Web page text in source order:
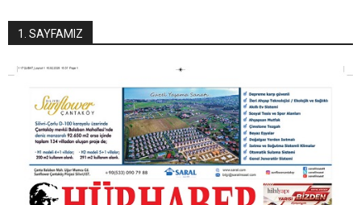
1. SAYFAMIZ